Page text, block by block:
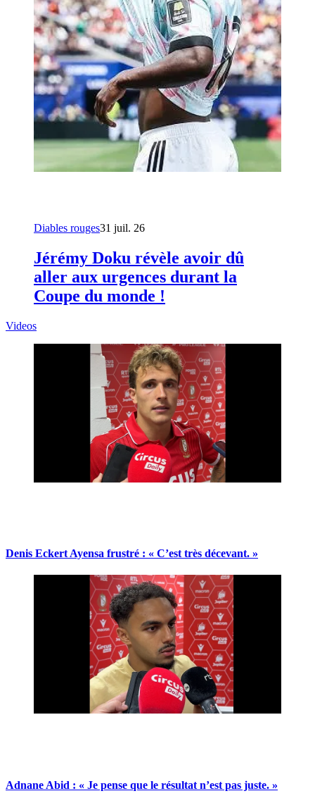
Diables rouges31 juil. 26
Jérémy Doku révèle avoir dû
aller aux urgences durant la
Coupe du monde !
Videos
Denis Eckert Ayensa frustré : « C’est très décevant. »
Adnane Abid : « Je pense que le résultat n’est pas juste. »